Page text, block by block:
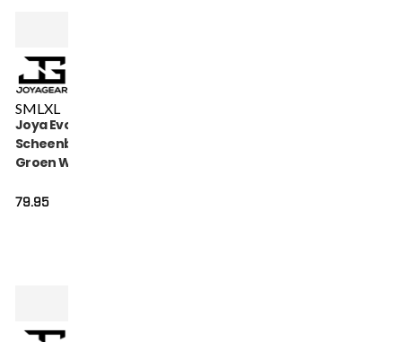
SML XL
Joya Evolution Pro
Scheenbeschermers
Groen Wit
79.95